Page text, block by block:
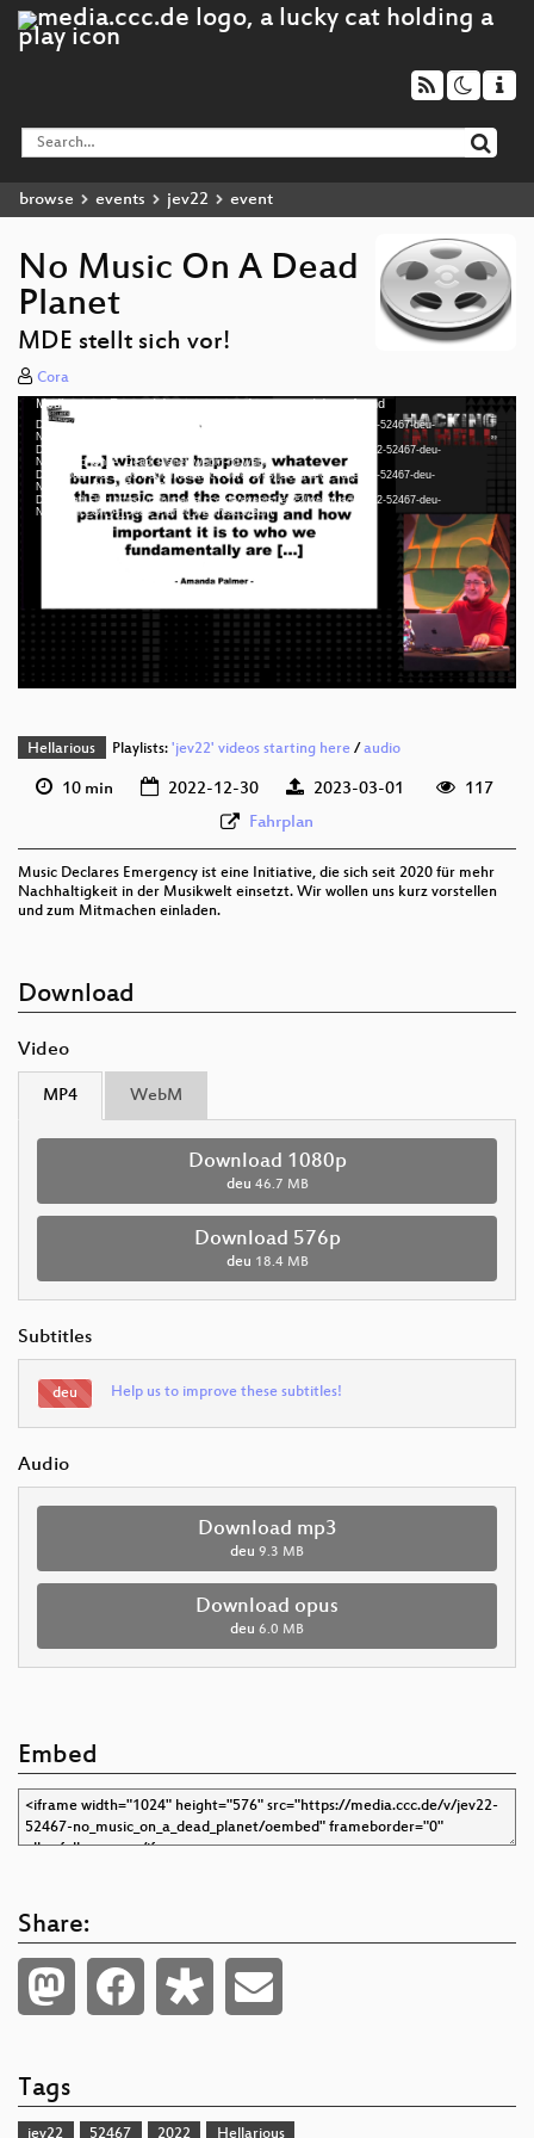
browse events jev22 event
No Music On A Dead
Planet
MDE stellt sich vor!
Cora
Video
Player
Media error: Format(s) not supported or source(s) not found
Download File: https://cdn.media.ccc.de/events/jev22/h264-hd/jev22-52467-deu-
No_Music_On_A_Dead_Planet_hd.mp4
Download File: https://cdn.media.ccc.de/events/jev22/webm-hd/jev22-52467-deu-
No_Music_On_A_Dead_Planet_webm-hd.webm
Download File: https://cdn.media.ccc.de/events/jev22/h264-sd/jev22-52467-deu-
No_Music_On_A_Dead_Planet_sd.mp4
Download File: https://cdn.media.ccc.de/events/jev22/webm-sd/jev22-52467-deu-
No_Music_On_A_Dead_Planet_webm-sd.webm
deu 1080p (mp4)
deu 1080p (webm)
deu 576p (mp4)
deu 576p (webm)
Hellarious Playlists: 'jev22' videos starting here/audio
10 min 2022-12-30 2023-03-01
117
Fahrplan
Music Declares Emergency ist eine Initiative, die sich seit 2020 für mehr
Nachhaltigkeit in der Musikwelt einsetzt. Wir wollen uns kurz vorstellen
und zum Mitmachen einladen.
Download
Video
MP4 WebM
Download 1080p
deu 46.7 MB
Download 576p
deu 18.4 MB
Subtitles
deu Help us to improve these subtitles!
Audio
Download mp3
deu 9.3 MB
Download opus
deu 6.0 MB
Embed
Share:
Tags